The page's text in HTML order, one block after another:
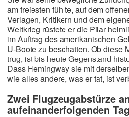
am freiesten fühlte, auf dem
Verlagen, Kritikern und dem
Weltkrieg rüstete er die Pilar
im Auftrag des amerikanischen
U-Boote zu beschatten. Ob diese
trug, ist bis heute Gegenstand
Dass Hemingway sie mit
wie alles andere, was er tat, ist
Zwei Flugzeugabstürze an
aufeinanderfolgenden